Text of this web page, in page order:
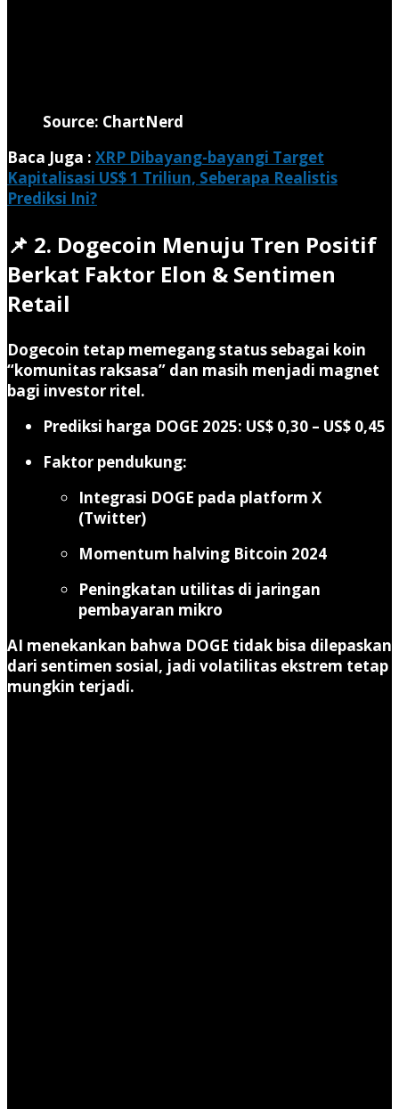
Source: ChartNerd
Baca Juga : XRP Dibayang-bayangi Target
Kapitalisasi US$ 1 Triliun, Seberapa Realistis
Prediksi Ini?
📌 2. Dogecoin Menuju Tren Positif
Berkat Faktor Elon & Sentimen
Retail
Dogecoin tetap memegang status sebagai koin
“komunitas raksasa” dan masih menjadi magnet
bagi investor ritel.
Prediksi harga DOGE 2025: US$ 0,30 – US$ 0,45
Faktor pendukung:
Integrasi DOGE pada platform X
(Twitter)
Momentum halving Bitcoin 2024
Peningkatan utilitas di jaringan
pembayaran mikro
AI menekankan bahwa DOGE tidak bisa dilepaskan
dari sentimen sosial, jadi volatilitas ekstrem tetap
mungkin terjadi.